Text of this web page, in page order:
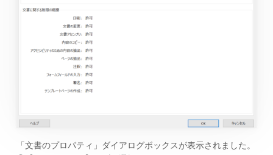
「文書のプロパティ」ダイアログボックスが表示されました。